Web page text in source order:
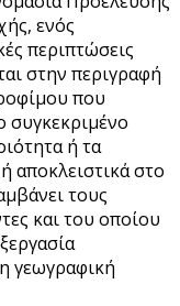
ενός
περιπτώσεις
στην περιγραφή
που
συγκεκριμένο
ή τα
αποκλειστικά στο
τους
και του οποίου
γεωγραφική